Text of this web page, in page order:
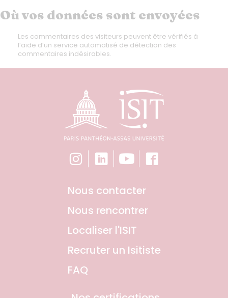
Où vos données sont envoyées
Les commentaires des visiteurs peuvent être vérifiés à
l’aide d’un service automatisé de détection des
commentaires indésirables.
Nous contacter
Nous rencontrer
Localiser l'ISIT
Recruter un Isitiste
FAQ